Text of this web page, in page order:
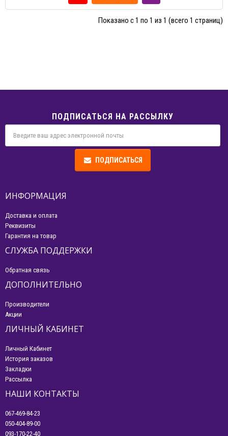
Показано с 1 по 1 из 1 (всего 1 страниц)
ПОДПИСАТЬСЯ НА РАССЫЛКУ
ПОДПИСАТЬСЯ
ИНФОРМАЦИЯ
Доставка и оплата
Реквизиты
Гарантия на товар
СЛУЖБА ПОДДЕРЖКИ
Обратная связь
ДОПОЛНИТЕЛЬНО
Производители
Акции
ЛИЧНЫЙ КАБИНЕТ
Личный Кабинет
История заказов
Закладки
Рассылка
НАШИ КОНТАКТЫ
067-469-84-23
050-404-89-00
093-170-22-40